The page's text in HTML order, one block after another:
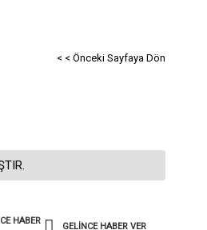
< < Önceki Sayfaya Dön
HABER
GELINCE HABER VER